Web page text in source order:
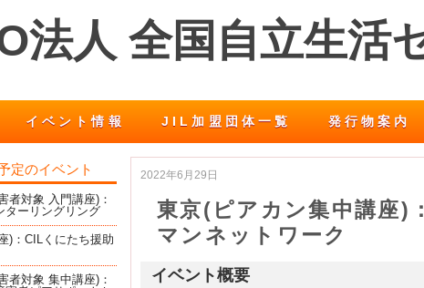
法人 全国自立生活
イベント情報 JIL加盟団体一覧 発行物案内
2022年6月29日
東京(ピアカン集中講座)
マンネットワーク
イベント概要
定のイベント
者対象 入門講座)：
ターリングリング
)：CILくにたち援助
者対象 集中講座)：